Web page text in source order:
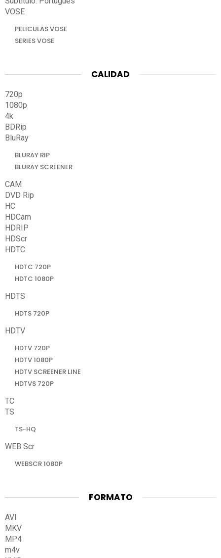
VOSE
PELICULAS VOSE
SERIES VOSE
CALIDAD
720p
1080p
4k
BDRip
BluRay
BLURAY RIP
BLURAY SCREENER
CAM
DVD Rip
HC
HDCam
HDRIP
HDScr
HDTC
HDTC 720P
HDTC 1080P
HDTS
HDTS 720P
HDTV
HDTV 720P
HDTV 1080P
HDTV SCREENER LINE
HDTVS 720P
TC
TS
TS-HQ
WEB Scr
WEBSCR 1080P
FORMATO
AVI
MKV
MP4
m4v